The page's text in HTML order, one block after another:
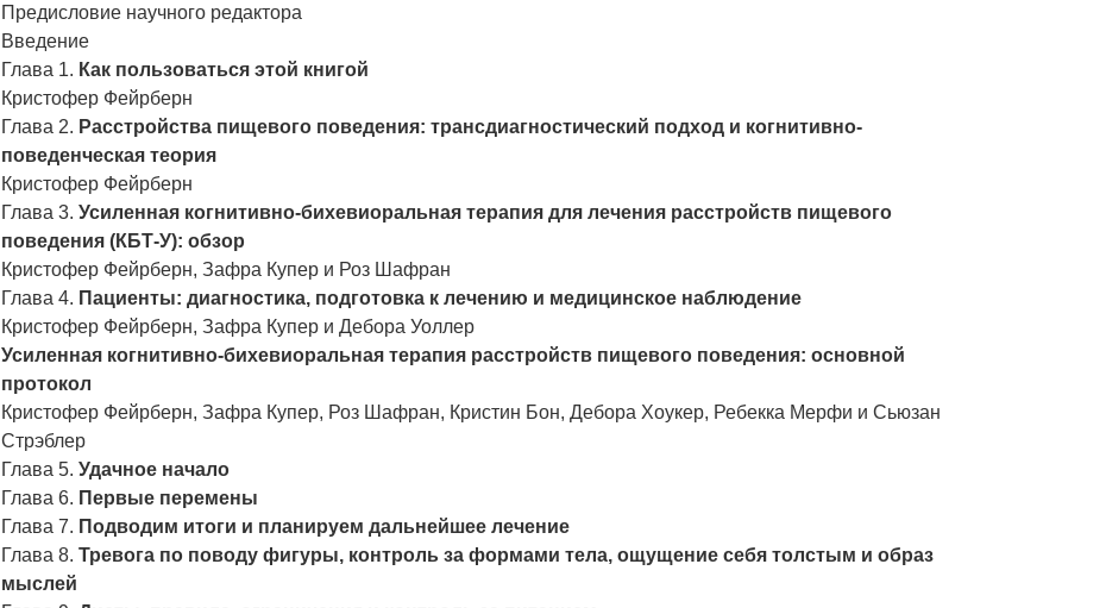
Предисловие научного редактора
Введение
Глава 1. Как пользоваться этой книгой
Кристофер Фейрберн
Глава 2. Расстройства пищевого поведения: трансдиагностический подход и когнитивно-
поведенческая теория
Кристофер Фейрберн
Глава 3. Усиленная когнитивно-бихевиоральная терапия для лечения расстройств пищевого
поведения (КБТ-У): обзор
Кристофер Фейрберн, Зафра Купер и Роз Шафран
Глава 4. Пациенты: диагностика, подготовка к лечению и медицинское наблюдение
Кристофер Фейрберн, Зафра Купер и Дебора Уоллер
Усиленная когнитивно-бихевиоральная терапия расстройств пищевого поведения: основной
протокол
Кристофер Фейрберн, Зафра Купер, Роз Шафран, Кристин Бон, Дебора Хоукер, Ребекка Мерфи и Сьюзан
Стрэблер
Глава 5. Удачное начало
Глава 6. Первые перемены
Глава 7. Подводим итоги и планируем дальнейшее лечение
Глава 8. Тревога по поводу фигуры, контроль за формами тела, ощущение себя толстым и образ
мыслей